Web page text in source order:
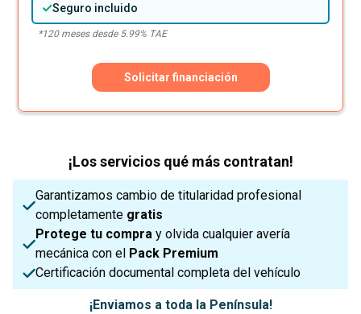
Seguro incluido
*120meses desde 5.99% TAE
Solicitar financiación
¡Los servicios qué más contratan!
Garantizamos cambio de titularidad profesional
completamente gratis
Protege tu compra y olvida cualquier avería
mecánica con el Pack Premium
Certificación documental completa del vehículo
¡Enviamos a toda la Península!